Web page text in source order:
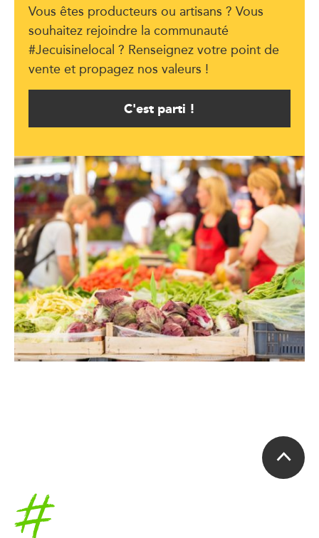
Vous êtes producteurs ou artisans ? Vous
souhaitez rejoindre la communauté
#Jecuisinelocal ? Renseignez votre point de
vente et propagez nos valeurs !
C'est parti !
Accueil